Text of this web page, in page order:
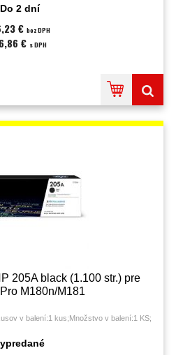
Do 2 dní
€ bez DPH
€ s DPH
205A black (1.100 str.) pre
M180n/M181
v balení:1 kus;Množstvo v balení:1 KS;